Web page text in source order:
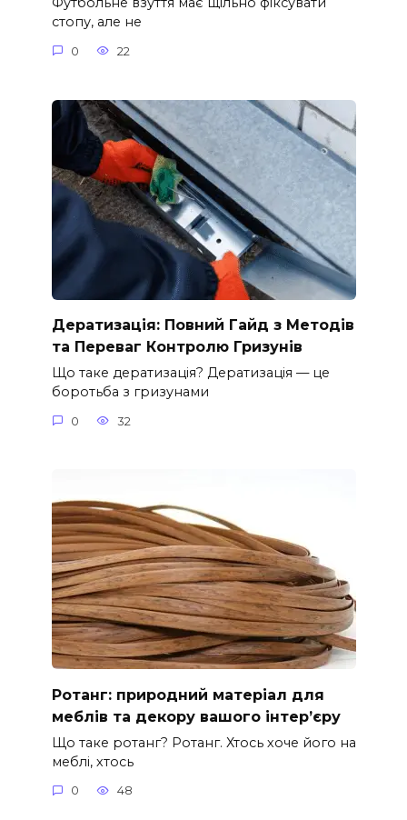
стопу, але не
0 22
Дератизація: Повний Гайд з Методів
та Переваг Контролю Гризунів
Що таке дератизація? Дератизація — це
боротьба з гризунами
0 32
Ротанг: природний матеріал для
меблів та декору вашого інтер’єру
Що таке ротанг? Ротанг. Хтось хоче його на
меблі, хтось
0 48